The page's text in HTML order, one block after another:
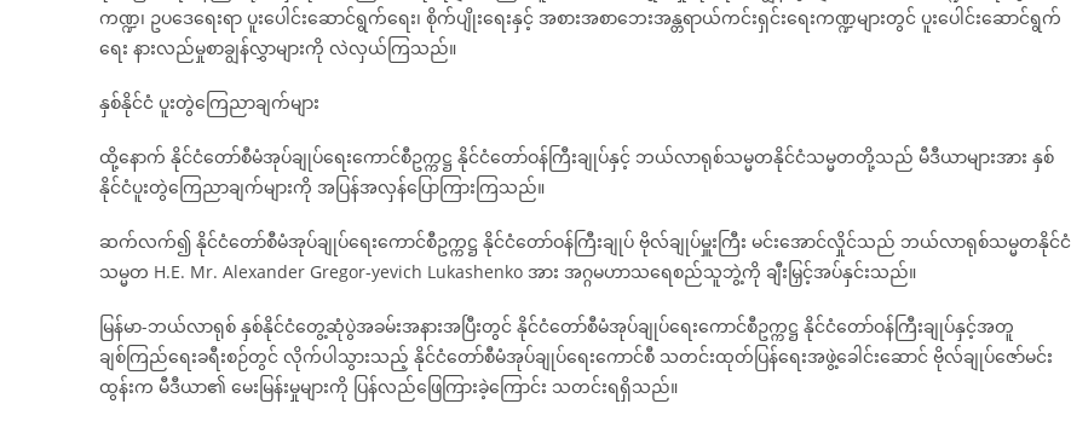
ကဏ္ဍ၊ ဥပဒေရေးရာ ပူးပေါင်းဆောင်ရွက်ရေး၊ စိုက်ပျိုးရေးနှင့် အစားအစာဘေးအန္တရာယ်ကင်းရှင်းရေးကဏ္ဍများတွင် ပူးပေါင်းဆောင်ရွက်
ရေး နားလည်မှုစာချွန်လွှာများကို လဲလှယ်ကြသည်။
နှစ်နိုင်ငံ ပူးတွဲကြေညာချက်များ
ထို့နောက် နိုင်ငံတော်စီမံအုပ်ချုပ်ရေးကောင်စီဥက္ကဋ္ဌ နိုင်ငံတော်ဝန်ကြီးချုပ်နှင့် ဘယ်လာရုစ်သမ္မတနိုင်ငံသမ္မတတို့သည် မီဒီယာများအား နှစ်
နိုင်ငံပူးတွဲကြေညာချက်များကို အပြန်အလှန်ပြောကြားကြသည်။
ဆက်လက်၍ နိုင်ငံတော်စီမံအုပ်ချုပ်ရေးကောင်စီဥက္ကဋ္ဌ နိုင်ငံတော်ဝန်ကြီးချုပ် ဗိုလ်ချုပ်မှူးကြီး မင်းအောင်လှိုင်သည် ဘယ်လာရုစ်သမ္မတနိုင်ငံ
သမ္မတ H.E. Mr. Alexander Gregor-yevich Lukashenko အား အဂ္ဂမဟာသရေစည်သူဘွဲ့ကို ချီးမြှင့်အပ်နှင်းသည်။
မြန်မာ-ဘယ်လာရုစ် နှစ်နိုင်ငံတွေ့ဆုံပွဲအခမ်းအနားအပြီးတွင် နိုင်ငံတော်စီမံအုပ်ချုပ်ရေးကောင်စီဥက္ကဋ္ဌ နိုင်ငံတော်ဝန်ကြီးချုပ်နှင့်အတူ
ချစ်ကြည်ရေးခရီးစဉ်တွင် လိုက်ပါသွားသည့် နိုင်ငံတော်စီမံအုပ်ချုပ်ရေးကောင်စီ သတင်းထုတ်ပြန်ရေးအဖွဲ့ခေါင်းဆောင် ဗိုလ်ချုပ်ဇော်မင်း
ထွန်းက မီဒီယာ၏ မေးမြန်းမှုများကို ပြန်လည်ဖြေကြားခဲ့ကြောင်း သတင်းရရှိသည်။